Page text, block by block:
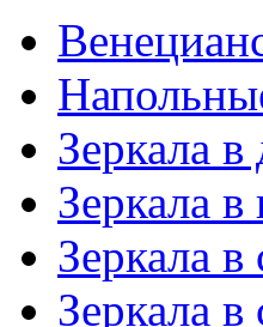
Зеркала
Зеркала
Зеркала
Зеркала